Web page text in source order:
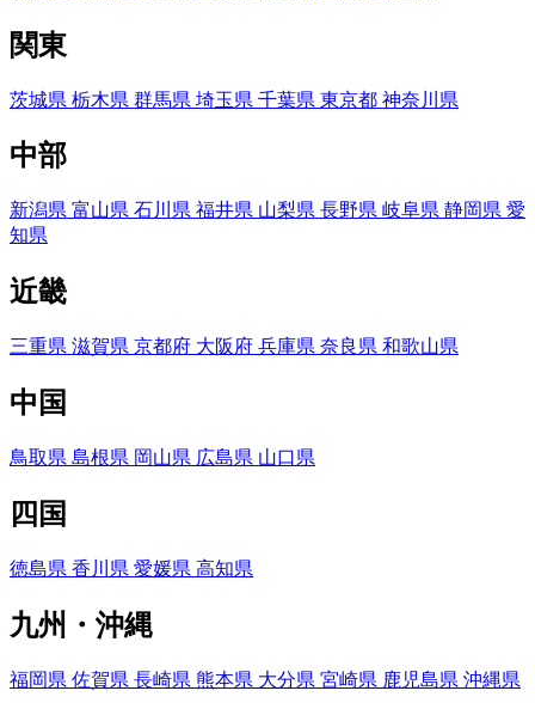
関東
茨城県 栃木県 群馬県 埼玉県 千葉県 東京都 神奈川県
中部
新潟県 富山県 石川県 福井県 山梨県 長野県 岐阜県 静岡県 愛
知県
近畿
三重県 滋賀県 京都府 大阪府 兵庫県 奈良県 和歌山県
中国
鳥取県 島根県 岡山県 広島県 山口県
四国
徳島県 香川県 愛媛県 高知県
九州・沖縄
福岡県 佐賀県 長崎県 熊本県 大分県 宮崎県 鹿児島県 沖縄県